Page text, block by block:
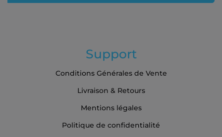
:
Support
Conditions Générales de Vente
Livraison & Retours
Mentions légales
Politique de confidentialité